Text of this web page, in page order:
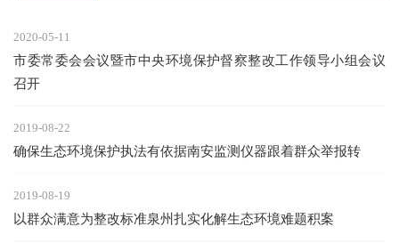
2020-05-11
市委常委会会议暨市中央环境保护督察整改工作领导小组会议
召开
2019-08-22
确保生态环境保护执法有依据南安监测仪器跟着群众举报转
2019-08-19
以群众满意为整改标准泉州扎实化解生态环境难题积案